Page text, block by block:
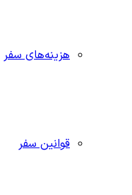
هزینه‌های سفر
قوانین سفر